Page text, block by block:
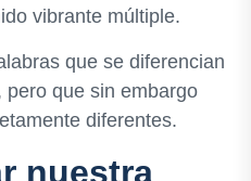
vibrante múltiple.
que se diferencian
pero que sin embargo
diferentes.
nuestra